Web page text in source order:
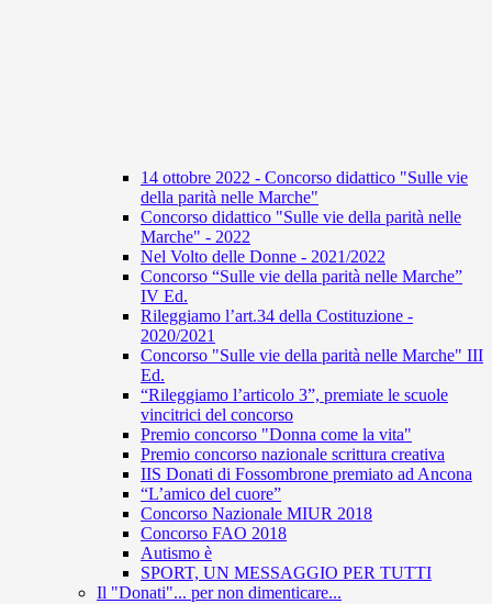
14 ottobre 2022 - Concorso didattico "Sulle vie
della parità nelle Marche"
Concorso didattico "Sulle vie della parità nelle
Marche" - 2022
Nel Volto delle Donne - 2021/2022
Concorso “Sulle vie della parità nelle Marche”
IV Ed.
Rileggiamo l’art.34 della Costituzione -
2020/2021
Concorso "Sulle vie della parità nelle Marche" III
Ed.
“Rileggiamo l’articolo 3”, premiate le scuole
vincitrici del concorso
Premio concorso "Donna come la vita"
Premio concorso nazionale scrittura creativa
IIS Donati di Fossombrone premiato ad Ancona
“L’amico del cuore”
Concorso Nazionale MIUR 2018
Concorso FAO 2018
Autismo è
SPORT, UN MESSAGGIO PER TUTTI
Il "Donati"... per non dimenticare...